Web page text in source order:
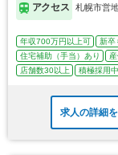
アクセス 札幌市営
年収700万円以上可 新卒
住宅補助（手当）あり
店舗数30以上
積極採用中
求人の詳細